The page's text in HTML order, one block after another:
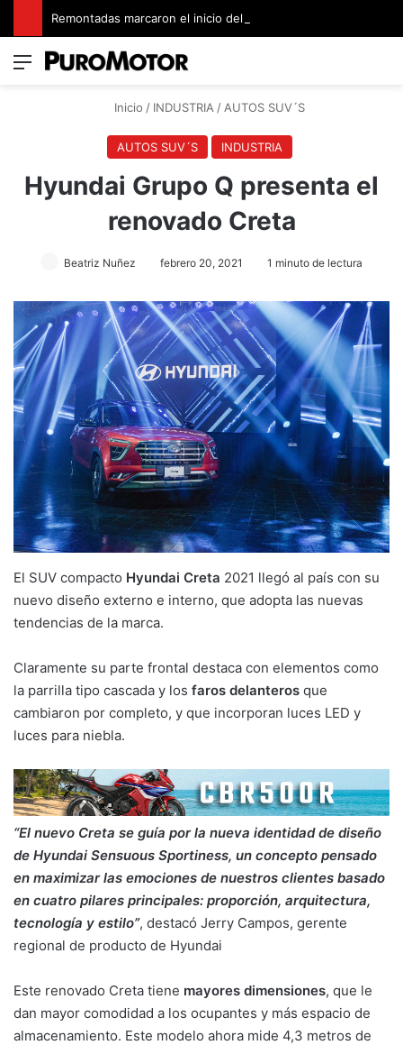
Menú
Inicio / INDUSTRIA / AUTOS SUV´S
AUTOS SUV´S INDUSTRIA
Hyundai Grupo Q presenta el
renovado Creta
Beatriz Nuñez febrero 20, 2021 1 minuto de lectura
El SUV compacto Hyundai Creta 2021 llegó al país con su
nuevo diseño externo e interno, que adopta las nuevas
tendencias de la marca.
Claramente su parte frontal destaca con elementos como
la parrilla tipo cascada y los faros delanteros que
cambiaron por completo, y que incorporan luces LED y
luces para niebla.
“El nuevo Creta se guía por la nueva identidad de diseño
de Hyundai Sensuous Sportiness, un concepto pensado
en maximizar las emociones de nuestros clientes basado
en cuatro pilares principales: proporción, arquitectura,
tecnología y estilo”, destacó Jerry Campos, gerente
regional de producto de Hyundai
Este renovado Creta tiene mayores dimensiones, que le
dan mayor comodidad a los ocupantes y más espacio de
almacenamiento. Este modelo ahora mide 4,3 metros de